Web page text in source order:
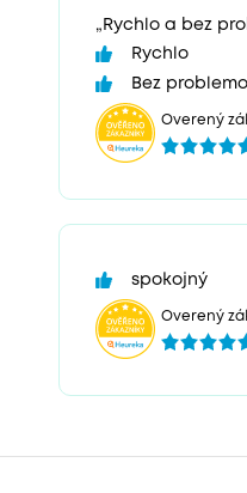
„Rychlo a bez
Rychlo
Bez
Overený
spokojný
Overený